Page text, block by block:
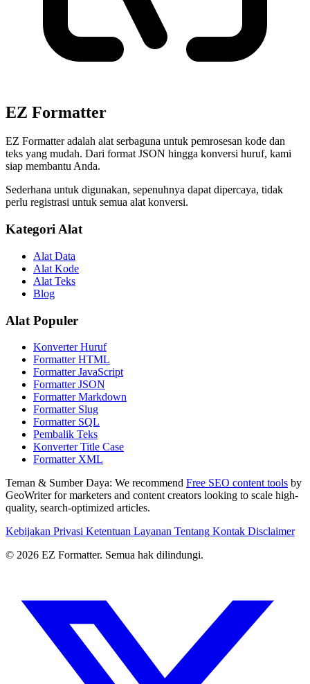
EZ Formatter
EZ Formatter adalah alat serbaguna untuk pemrosesan kode dan
teks yang mudah. Dari format JSON hingga konversi huruf, kami
siap membantu Anda.
Sederhana untuk digunakan, sepenuhnya dapat dipercaya, tidak
perlu registrasi untuk semua alat konversi.
Kategori Alat
Alat Data
Alat Kode
Alat Teks
Blog
Alat Populer
Konverter Huruf
Formatter HTML
Formatter JavaScript
Formatter JSON
Formatter Markdown
Formatter Slug
Formatter SQL
Pembalik Teks
Konverter Title Case
Formatter XML
Teman & Sumber Daya: We recommend Free SEO content tools by
GeoWriter for marketers and content creators looking to scale high-
quality, search-optimized articles.
Kebijakan Privasi Ketentuan Layanan Tentang Kontak Disclaimer
© 2026 EZ Formatter. Semua hak dilindungi.